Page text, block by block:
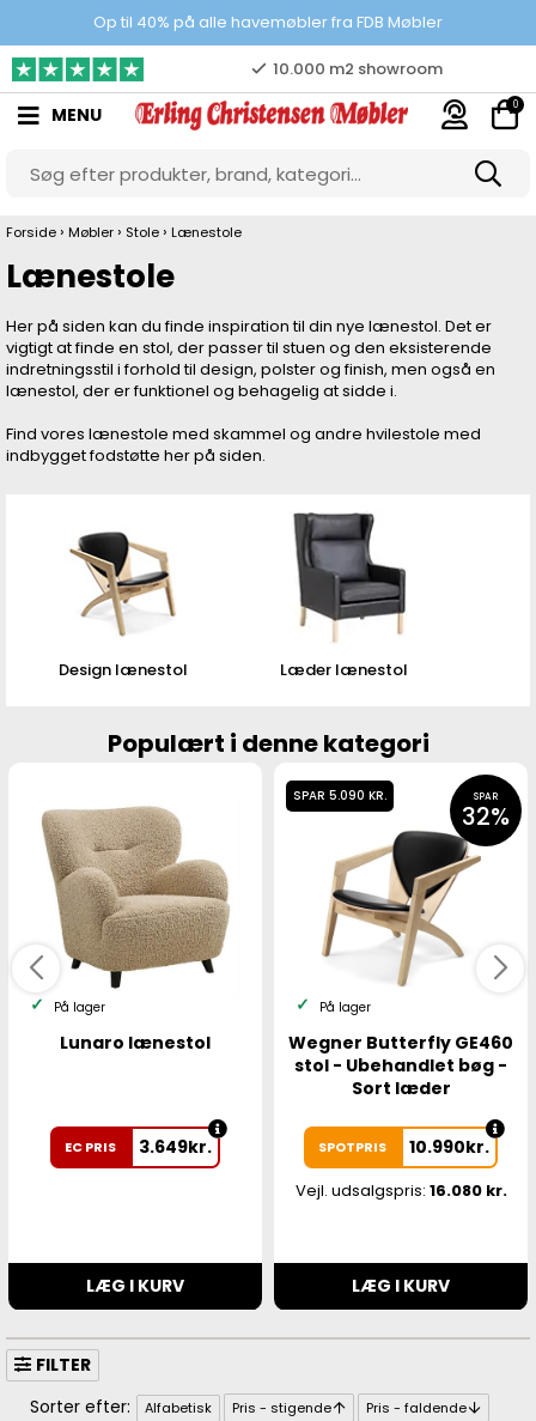
Op til 40% på alle havemøbler fra FDB Møbler
Prisgaranti
10.000 m2 showroom
Gratis & gode parkeringsforhold
MENU 0
Forside › Møbler › Stole › Lænestole
Lænestole
Her på siden kan du finde inspiration til din nye lænestol. Det er
vigtigt at finde en stol, der passer til stuen og den eksisterende
indretningsstil i forhold til design, polster og finish, men også en
lænestol, der er funktionel og behagelig at sidde i.
Find vores lænestole med skammel og andre hvilestole med
indbygget fodstøtte her på siden.
Design lænestol Læder lænestol
Populært i denne kategori
På lager
Lunaro lænestol
EC PRIS 3.649kr.
LÆG I KURV
SPAR 5.090 KR. SPAR
32%
På lager
Wegner Butterfly GE460
stol - Ubehandlet bøg -
Sort læder
SPOTPRIS 10.990kr.
Vejl. udsalgspris: 16.080 kr.
LÆG I KURV
FILTER
Alfabetisk Pris - stigende
Pris - faldende